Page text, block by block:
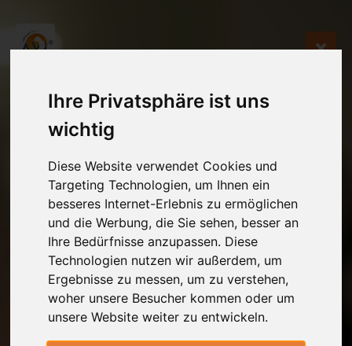
Ihre Privatsphäre ist uns
wichtig
Diese Website verwendet Cookies und
Targeting Technologien, um Ihnen ein
besseres Internet-Erlebnis zu ermöglichen
und die Werbung, die Sie sehen, besser an
Ihre Bedürfnisse anzupassen. Diese
Technologien nutzen wir außerdem, um
Ergebnisse zu messen, um zu verstehen,
woher unsere Besucher kommen oder um
unsere Website weiter zu entwickeln.